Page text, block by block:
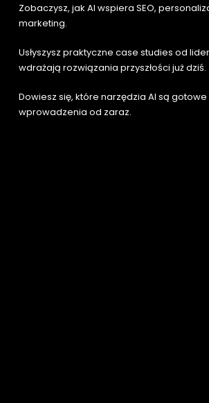
Zobaczysz, jak AI wspiera SEO,
marketing.
Usłyszysz praktyczne case studies od
wdrażają rozwiązania przyszłości już dziś.
Dowiesz się, które narzędzia AI są
wprowadzenia od zaraz.